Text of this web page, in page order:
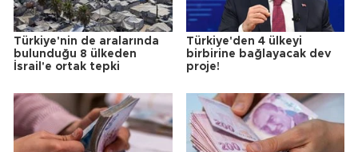
Türkiye'nin de aralarında
bulunduğu 8 ülkeden
İsrail'e ortak tepki
Türkiye'den 4 ülkeyi
birbirine bağlayacak dev
proje!